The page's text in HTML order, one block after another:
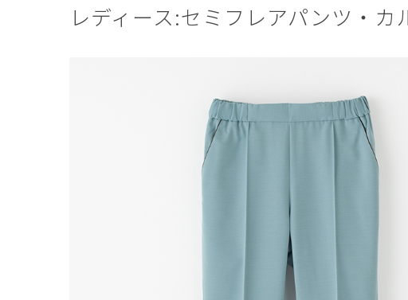
レディース:セミフレアパンツ・カ